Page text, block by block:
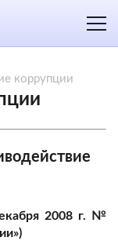
коррупции
2008 г. №